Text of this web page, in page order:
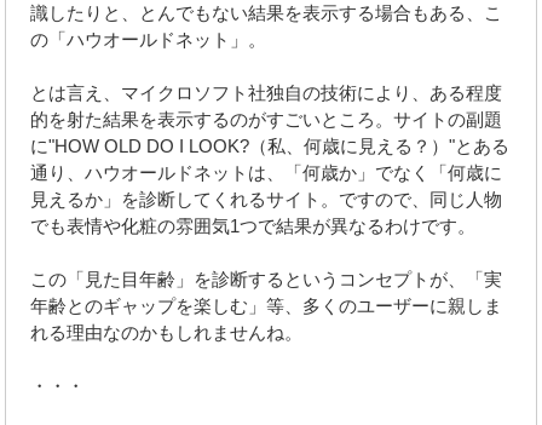
識したりと、とんでもない結果を表示する場合もある、こ
の「ハウオールドネット」。
とは言え、マイクロソフト社独自の技術により、ある程度
的を射た結果を表示するのがすごいところ。サイトの副題
に"HOW OLD DO I LOOK?（私、何歳に見える？）"とある
通り、ハウオールドネットは、「何歳か」でなく「何歳に
見えるか」を診断してくれるサイト。ですので、同じ人物
でも表情や化粧の雰囲気1つで結果が異なるわけです。
この「見た目年齢」を診断するというコンセプトが、「実
年齢とのギャップを楽しむ」等、多くのユーザーに親しま
れる理由なのかもしれませんね。
・・・